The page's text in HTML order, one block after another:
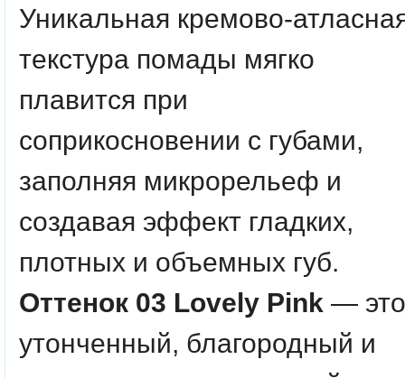
Уникальная кремово-
текстура помады мягко
плавится при
соприкосновении с губами,
заполняя микрорельеф и
создавая эффект гладких,
плотных и объемных губ.
Оттенок 03 Lovely Pink — это
утонченный, благородный и